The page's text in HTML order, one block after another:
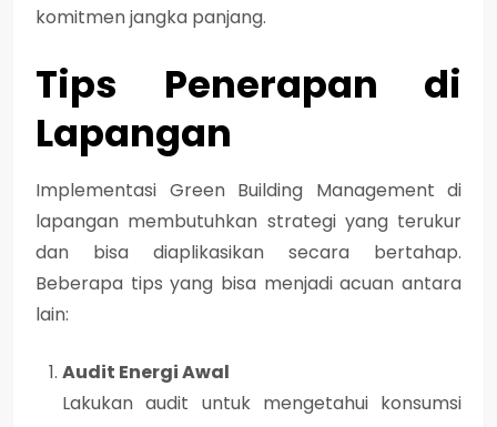
komitmen jangka panjang.
Tips Penerapan di
Lapangan
Implementasi Green Building Management di
lapangan membutuhkan strategi yang terukur
dan bisa diaplikasikan secara bertahap.
Beberapa tips yang bisa menjadi acuan antara
lain:
Audit Energi Awal
Lakukan audit untuk mengetahui konsumsi